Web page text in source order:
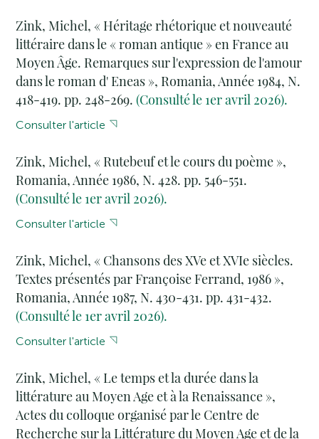
Zink, Michel, « Héritage rhétorique et nouveauté
littéraire dans le « roman antique » en France au
Moyen Âge. Remarques sur l'expression de l'amour
dans le roman d' Eneas », Romania, Année 1984, N.
418-419. pp. 248-269.(Consulté le 1er avril 2026).
Consulter l'article
Zink, Michel, « Rutebeuf et le cours du poème »,
Romania, Année 1986, N. 428. pp. 546-551.
(Consulté le 1er avril 2026).
Consulter l'article
Zink, Michel, « Chansons des XVe et XVIe siècles.
Textes présentés par Françoise Ferrand, 1986 »,
Romania, Année 1987, N. 430-431. pp. 431-432.
(Consulté le 1er avril 2026).
Consulter l'article
Zink, Michel, « Le temps et la durée dans la
littérature au Moyen Age et à la Renaissance »,
Actes du colloque organisé par le Centre de
Recherche sur la Littérature du Moyen Age et de la